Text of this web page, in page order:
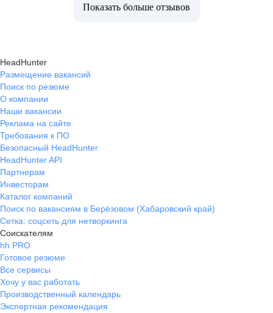
Показать больше отзывов
HeadHunter
Размещение вакансий
Поиск по резюме
О компании
Наши вакансии
Реклама на сайте
Требования к ПО
Безопасный HeadHunter
HeadHunter API
Партнерам
Инвесторам
Каталог компаний
Поиск по вакансиям в Берёзовом (Хабаровский край)
Сетка: соцсеть для нетворкинга
Соискателям
hh PRO
Готовое резюме
Все сервисы
Хочу у вас работать
Производственный календарь
Экспертная рекомендация